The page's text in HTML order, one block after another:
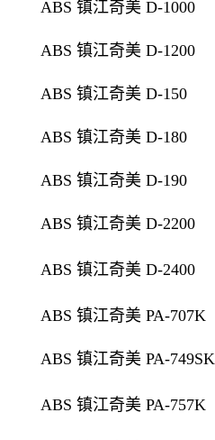
ABS 镇江奇美 D-1000
ABS 镇江奇美 D-1200
ABS 镇江奇美 D-150
ABS 镇江奇美 D-180
ABS 镇江奇美 D-190
ABS 镇江奇美 D-2200
ABS 镇江奇美 D-2400
ABS 镇江奇美 PA-707K
ABS 镇江奇美 PA-749SK
ABS 镇江奇美 PA-757K